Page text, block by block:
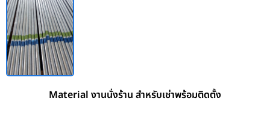
Material งานนั่งร้าน สำหรับเช่าพร้อมติดตั้ง